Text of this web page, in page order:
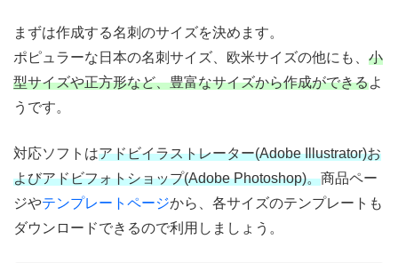
まずは作成する名刺のサイズを決めます。
ポピュラーな日本の名刺サイズ、欧米サイズの他にも、 小
型サイズや正方形など、豊富なサイズから作成ができるよ
うです。
対応ソフトはアドビイラストレーター(Adobe Illustrator)お
よびアドビフォトショップ(Adobe Photoshop)。商品ペー
ジやテンプレートページから、各サイズのテンプレートも
ダウンロードできるので利用しましょう。